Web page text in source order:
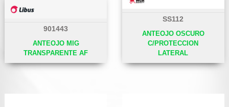
901443
ANTEOJO MIG
TRANSPARENTE AF
SS112
ANTEOJO OSCURO
C/PROTECCION
LATERAL